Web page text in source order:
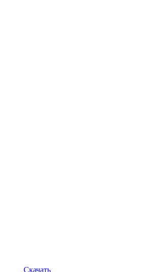
Скачать